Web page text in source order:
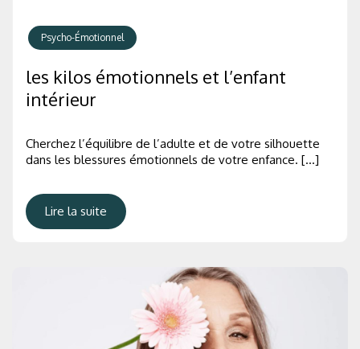
Psycho-Émotionnel
les kilos émotionnels et l’enfant
intérieur
Cherchez l’équilibre de l’adulte et de votre silhouette
dans les blessures émotionnels de votre enfance. […]
Lire la suite